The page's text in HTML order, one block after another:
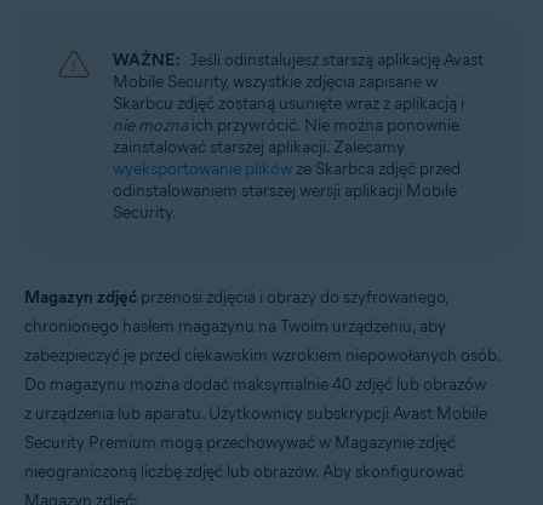
WAŻNE: Jeśli odinstalujesz starszą aplikację Avast
Mobile Security, wszystkie zdjęcia zapisane w
Skarbcu zdjęć zostaną usunięte wraz z aplikacją i
nie można ich przywrócić. Nie można ponownie
zainstalować starszej aplikacji. Zalecamy
wyeksportowanie plików ze Skarbca zdjęć przed
odinstalowaniem starszej wersji aplikacji Mobile
Security.
Magazyn zdjęć przenosi zdjęcia i obrazy do szyfrowanego,
chronionego hasłem magazynu na Twoim urządzeniu, aby
zabezpieczyć je przed ciekawskim wzrokiem niepowołanych osób.
Do magazynu można dodać maksymalnie 40 zdjęć lub obrazów
z urządzenia lub aparatu. Użytkownicy subskrypcji Avast Mobile
Security Premium mogą przechowywać w Magazynie zdjęć
nieograniczoną liczbę zdjęć lub obrazów. Aby skonfigurować